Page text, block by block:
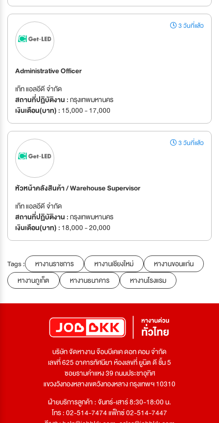
3 วันที่แล้ว
Administrative Officer
เก๊ท แอลอีดี จำกัด
สถานที่ปฏิบัติงาน :กรุงเทพมหานคร
เงินเดือน(บาท) : 15,000 - 17,000
3 วันที่แล้ว
หัวหน้าคลังสินค้า / Warehouse Supervisor
เก๊ท แอลอีดี จำกัด
สถานที่ปฏิบัติงาน :กรุงเทพมหานคร
เงินเดือน(บาท) : 18,000 - 20,000
Tags : หางานราชการ หางานเชียงใหม่
หางานขอนแก่น
หางานภูเก็ต
หางานธนาคาร หางานโรงแรม
บริษัท จัดหางาน จ๊อบบีเคเค ดอท คอม จำกัด
เลขที่ 625 อาคารทัศนียา ห้องเลขที่ ยูนิต ดี ชั้น 5
ซอยรามคำแหง 39 ถนนประชาอุทิศ
แขวงวังทองหลางเขตวังทองหลาง กรุงเทพฯ 10310
ฝ่ายบริการลูกค้า : จันทร์-เสาร์ 8:30-18:00 น.
โทร : 02-514-7474 แฟ็กซ์ 02-514-7447